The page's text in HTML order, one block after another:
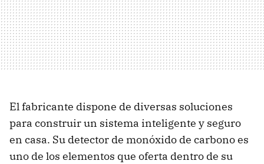
El fabricante dispone de diversas soluciones
para construir un sistema inteligente y seguro
en casa. Su detector de monóxido de carbono es
uno de los elementos que oferta dentro de su